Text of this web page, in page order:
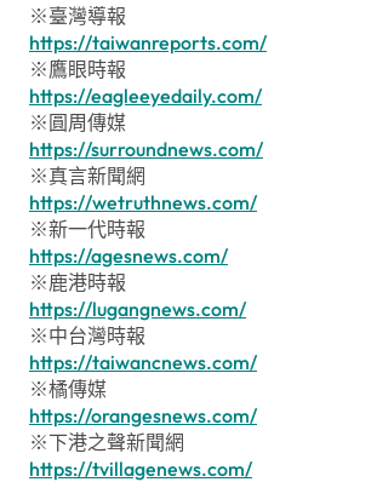
※臺灣導報
https://taiwanreports.com/
※鷹眼時報
https://eagleeyedaily.com/
※圓周傳媒
https://surroundnews.com/
※真言新聞網
https://wetruthnews.com/
※新一代時報
https://agesnews.com/
※鹿港時報
https://lugangnews.com/
※中台灣時報
https://taiwancnews.com/
※橘傳媒
https://orangesnews.com/
※下港之聲新聞網
https://tvillagenews.com/